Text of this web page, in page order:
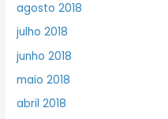
agosto 2018
julho 2018
junho 2018
maio 2018
abril 2018